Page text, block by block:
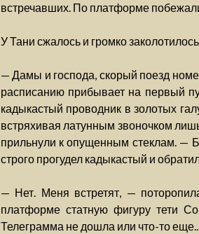
встречавших. По платформе
У Тани сжалось и громко
— Дамы и господа, скорый поезд
расписанию прибывает на первый
кадыкастый проводник в золотых
встряхивая латунным звоночком
прильнули к опущенным стеклам. —
строго прогудел кадыкастый и
— Нет. Меня встретят, —
платформе статную фигуру тети
Телеграмма не дошла или что-то